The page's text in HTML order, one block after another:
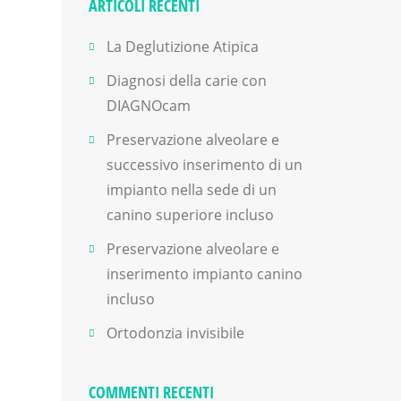
ARTICOLI RECENTI
La Deglutizione Atipica
Diagnosi della carie con
DIAGNOcam
Preservazione alveolare e
successivo inserimento di un
impianto nella sede di un
canino superiore incluso
Preservazione alveolare e
inserimento impianto canino
incluso
Ortodonzia invisibile
COMMENTI RECENTI